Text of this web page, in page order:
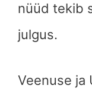
nüüd tekib
julgus.
Veenuse ja